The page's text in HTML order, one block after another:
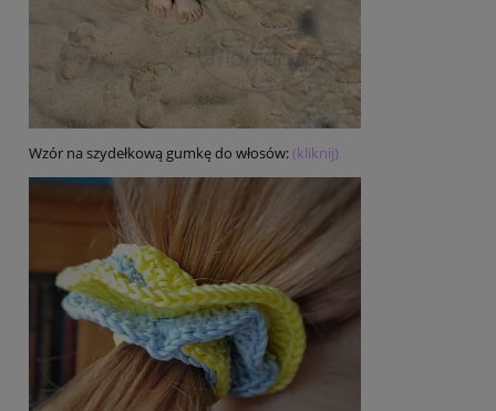
Wzór na szydełkową gumkę do włosów:(kliknij)